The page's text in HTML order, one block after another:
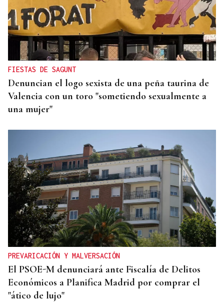
CRIMEN EN A GRANXA
La jueza insta al CHUO a notificarle el alta de la
presunta matricida de O Carballiño
FIESTAS DE SAGUNT
Denuncian el logo sexista de una peña taurina de
Valencia con un toro "sometiendo sexualmente a
una mujer"
PREVARICACIÓN Y MALVERSACIÓN
El PSOE-M denunciará ante Fiscalía de Delitos
Económicos a Planifica Madrid por comprar el
"ático de lujo"